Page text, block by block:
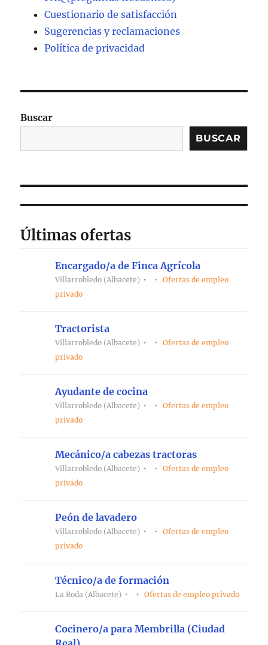
Cuestionario de satisfacción
Sugerencias y reclamaciones
Política de privacidad
Buscar
BUSCAR
Últimas ofertas
Encargado/a de Finca Agrícola
Villarrobledo (Albacete)
Ofertas de empleo
privado
Tractorista
Villarrobledo (Albacete)
Ofertas de empleo
privado
Ayudante de cocina
Villarrobledo (Albacete)
Ofertas de empleo
privado
Mecánico/a cabezas tractoras
Villarrobledo (Albacete)
Ofertas de empleo
privado
Peón de lavadero
Villarrobledo (Albacete)
Ofertas de empleo
privado
Técnico/a de formación
La Roda (Albacete) Ofertas de empleo privado
Cocinero/a para Membrilla (Ciudad